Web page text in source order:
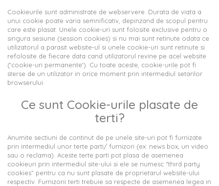
Cookieurile sunt administrate de webservere. Durata de viata a
unui cookie poate varia semnificativ, depinzand de scopul pentru
care este plasat. Unele cookie-uri sunt folosite exclusive pentru o
singura sesiune (session cookies) si nu mai sunt retinute odata ce
utilizatorul a parasit website-ul si unele cookie-uri sunt retinute si
refolosite de fiecare data cand utilizatorul revine pe acel website
(‘cookie-uri permanente‘). Cu toate aceste, cookie-urile pot fi
sterse de un utilizator in orice moment prin intermediul setarilor
browserului.
Ce sunt Cookie-urile plasate de
terti?
Anumite sectiuni de continut de pe unele site-uri pot fi furnizate
prin intermediul unor terte parti/ furnizori (ex: news box, un video
sau o reclama). Aceste terte parti pot plasa de asemenea
cookieuri prin intermediul site-ului si ele se numesc “third party
cookies” pentru ca nu sunt plasate de proprietarul website-ului
respectiv. Furnizorii terti trebuie sa respecte de asemenea legea in